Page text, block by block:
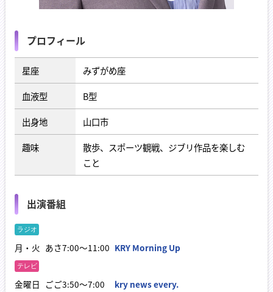
プロフィール
星座
みずがめ座
血液型
B型
出身地
山口市
趣味
散歩、スポーツ観戦、ジブリ作品を楽しむ
こと
出演番組
月・火 あさ7:00～11:00 KRY Morning Up
金曜日 ごご3:50～7:00 kry news every.